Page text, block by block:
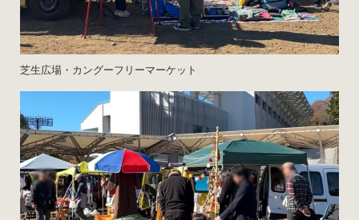
芝生広場・カングーフリーマーケット